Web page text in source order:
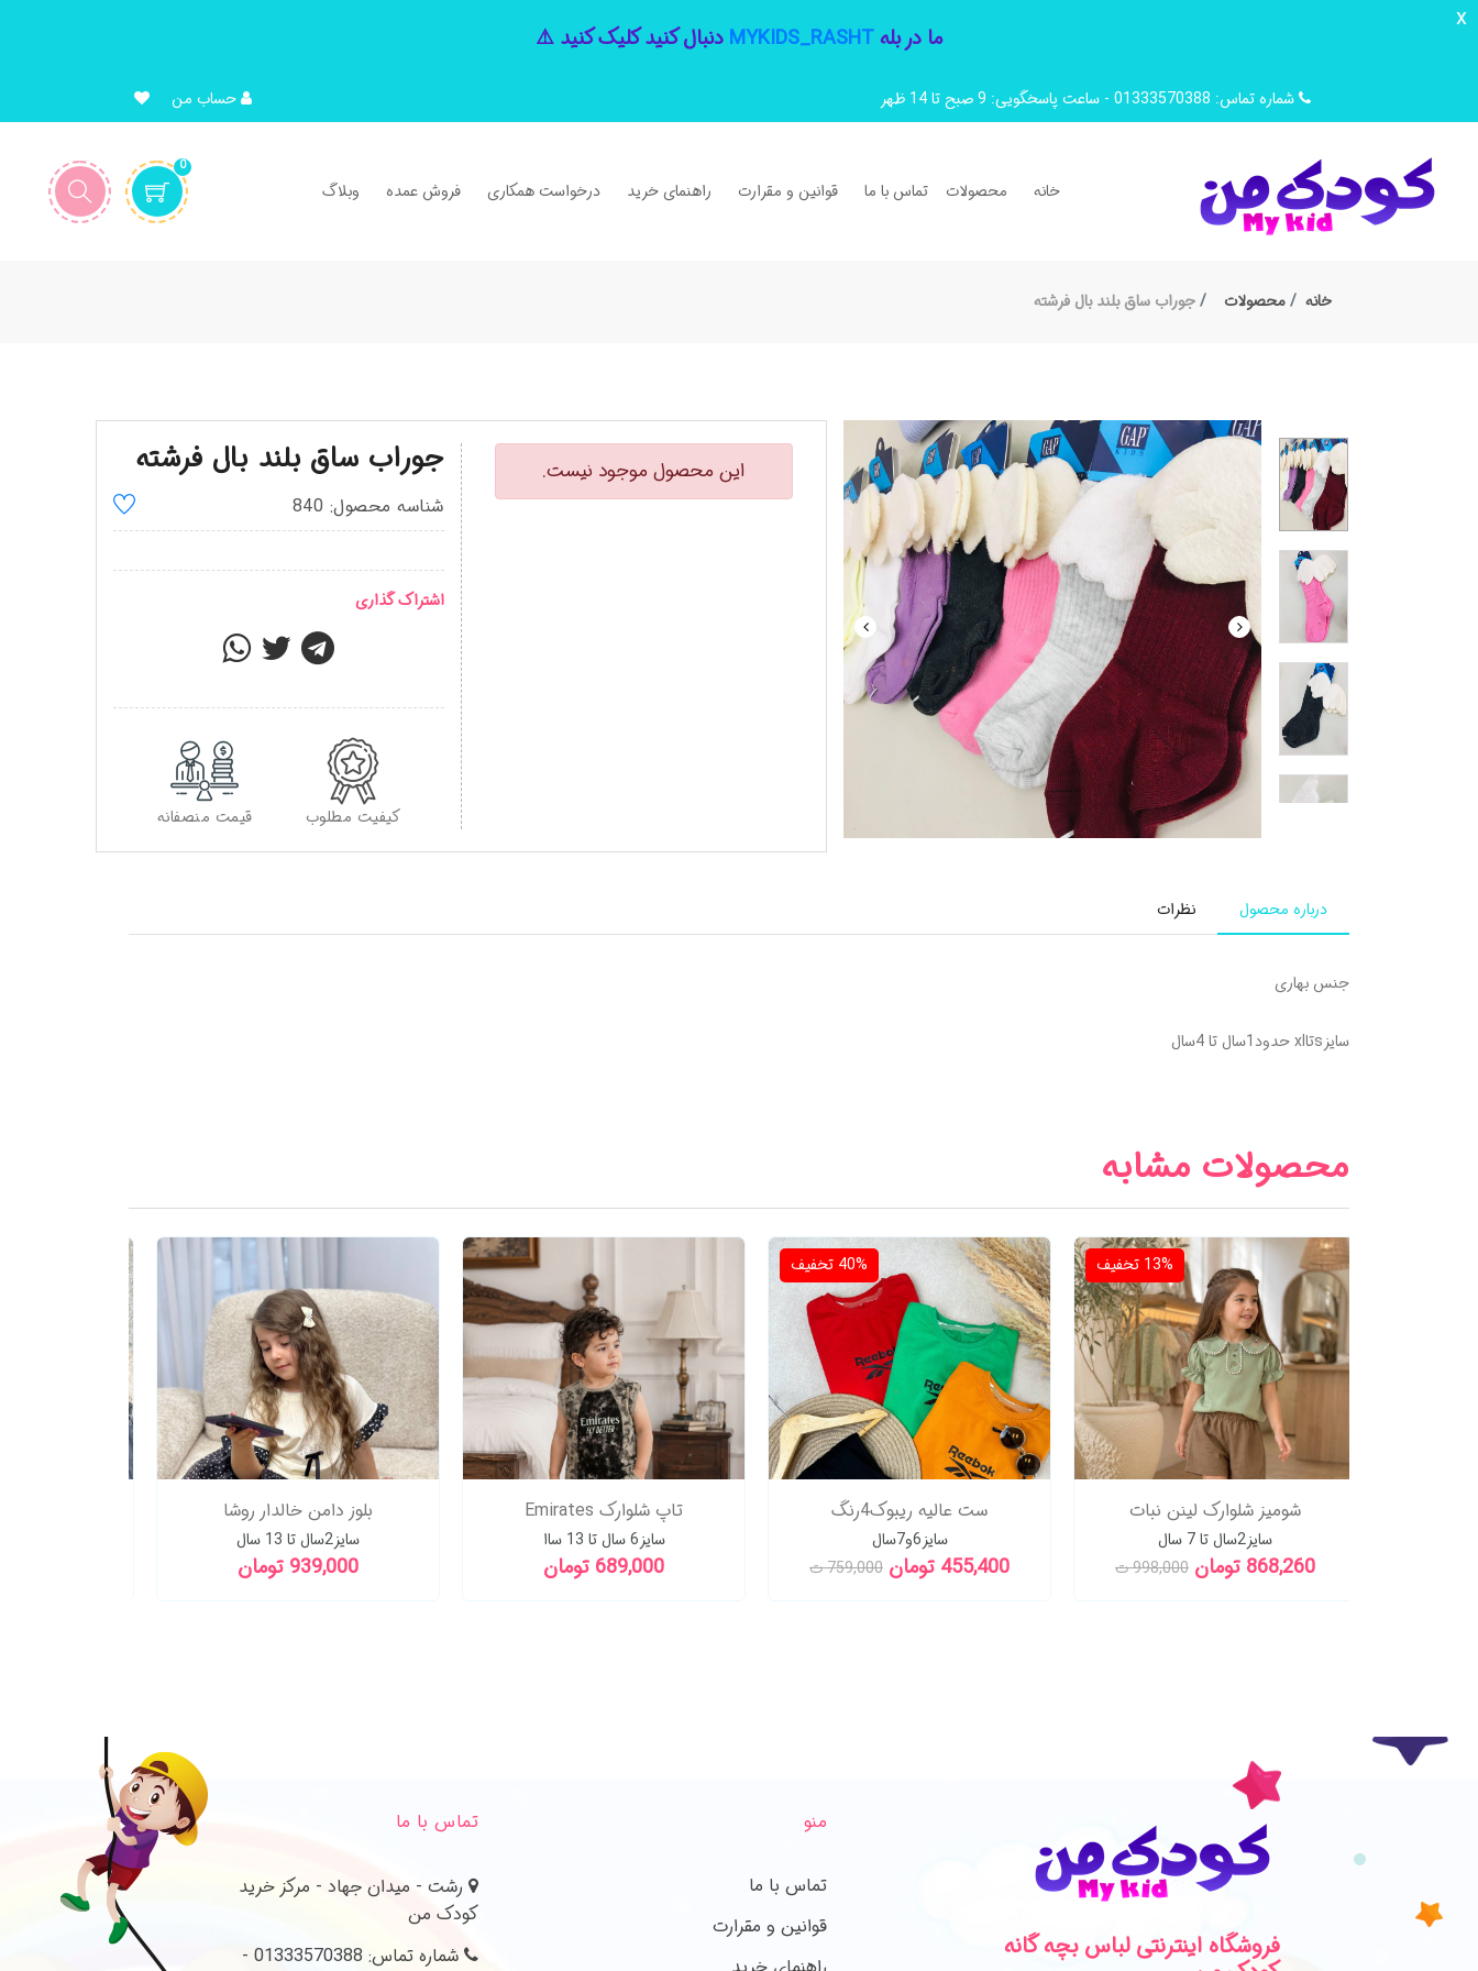
ما در بلهMYKIDS_RASHT دنبال کنید کلیک کنید ⚠️
x
حساب من شماره تماس: 01333570388 - ساعت پاسخگویی: 9 صبح تا 14 ظهر
0
خانه محصولات تماس با ما قوانین و مقرارت راهنمای خرید درخواست همکاری فروش عمده وبلاگ
خانه محصولات جوراب ساق بلند بال فرشته
این محصول موجود نیست. جوراب ساق بلند بال فرشته
شناسه محصول: 840
اشتراک گذاری
قیمت منصفانه کیفیت مطلوب
درباره محصول نظرات
جنس بهاری
سایزsتاxl حدود1سال تا 4سال
محصولات مشابه
بلوز دامن خالدار روشا
سایز2سال تا 13 سال
939,000 تومان
تاپ شلوارک Emirates
سایز6 سال تا 13 ساا
689,000 تومان
40% تخفیف
ست عالیه ریبوک4رنگ
سایز6و7سال
455,400 تومان 759,000 ت
13% تخفیف
شومیز شلوارک لینن نبات
سایز2سال تا 7 سال
868,260 تومان 998,000 ت
فروشگاه اینترنتی لباس بچه گانه
منو
تماس با ما
قوانین و مقرارت
تماس با ما
رشت - میدان جهاد - مرکز خرید
کودک من
شماره تماس: 01333570388 -